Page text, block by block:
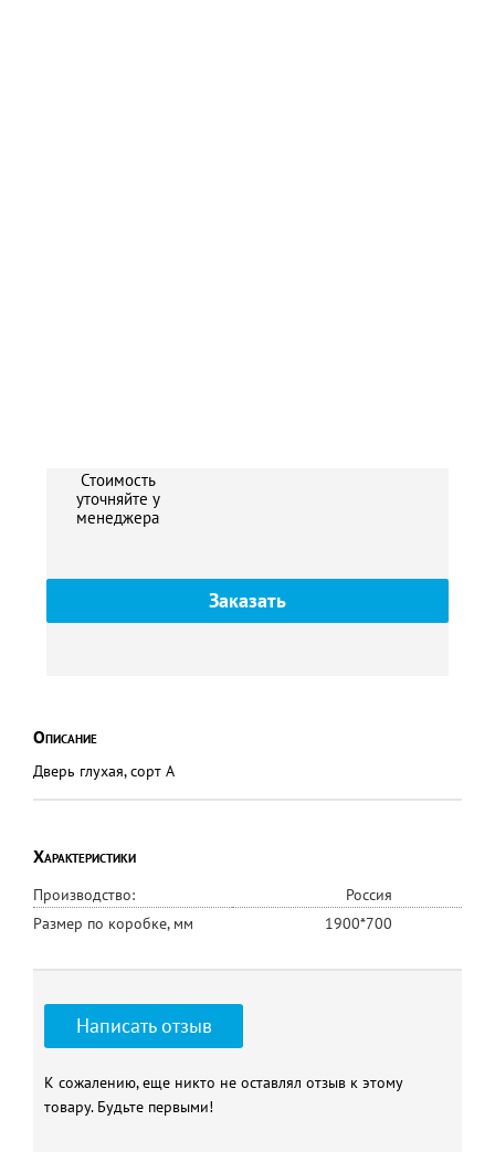
Стоимость
уточняйте у
менеджера
Заказать
Описание
Дверь глухая, сорт А
Характеристики
Производство:
Россия
Размер по коробке, мм
1900*700
Написать отзыв
К сожалению, еще никто не оставлял отзыв к этому
товару. Будьте первыми!